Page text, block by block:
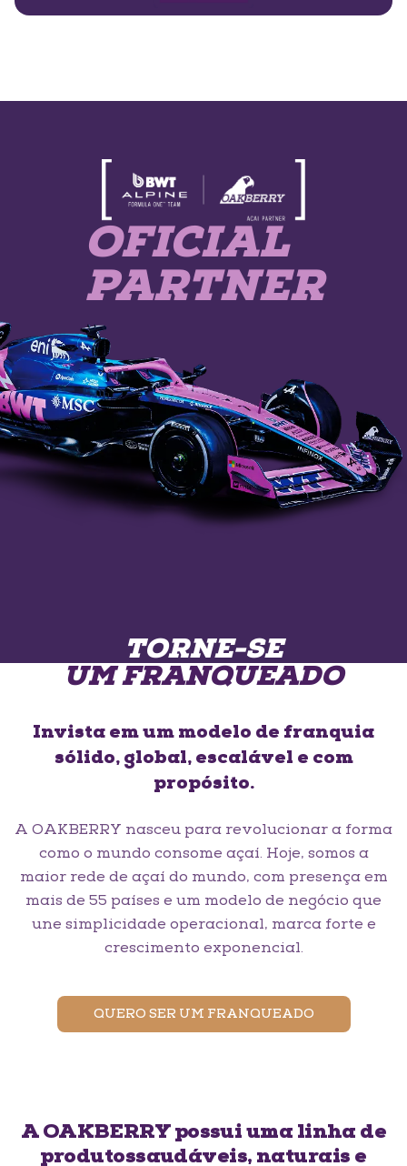
OFICIAL
PARTNER
TORNE-SE
UM FRANQUEADO
Invista em um modelo de franquia
sólido, global, escalável e com
propósito.
A OAKBERRY nasceu para revolucionar a forma
como o mundo consome açaí. Hoje, somos a
maior rede de açaí do mundo, com presença em
mais de 55 países e um modelo de negócio que
une simplicidade operacional, marca forte e
crescimento exponencial.
QUERO SER UM FRANQUEADO
A OAKBERRY possui uma linha de
produtossaudáveis, naturais e